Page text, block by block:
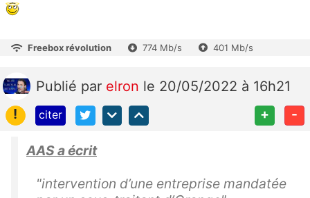
Freebox révolution 774 Mb/s 401 Mb/s
Publié par elron le 20/05/2022 à 16h21
!
citer + -
AAS a écrit
"intervention d’une entreprise mandatée